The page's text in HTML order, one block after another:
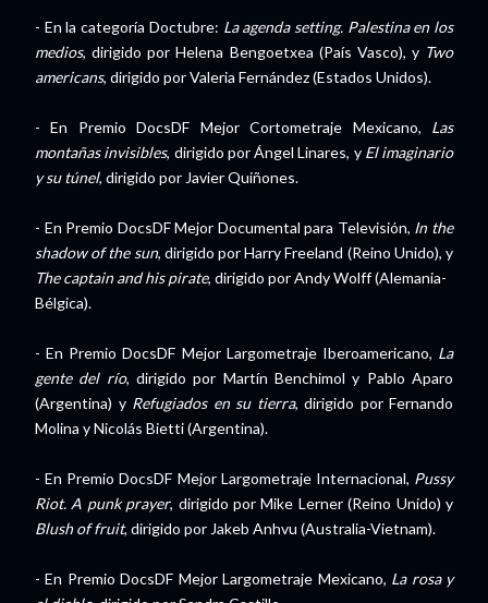
- En la categoría Doctubre: La agenda setting. Palestina en los
medios, dirigido por Helena Bengoetxea (País Vasco), y Two
americans, dirigido por Valeria Fernández (Estados Unidos).
- En Premio DocsDF Mejor Cortometraje Mexicano, Las
montañas invisibles, dirigido por Ángel Linares, y El imaginario
y su túnel, dirigido por Javier Quiñones.
- En Premio DocsDF Mejor Documental para Televisión, In the
shadow of the sun, dirigido por Harry Freeland (Reino Unido), y
The captain and his pirate, dirigido por Andy Wolff (Alemania-
Bélgica).
- En Premio DocsDF Mejor Largometraje Iberoamericano, La
gente del río, dirigido por Martín Benchimol y Pablo Aparo
(Argentina) y Refugiados en su tierra, dirigido por Fernando
Molina y Nicolás Bietti (Argentina).
- En Premio DocsDF Mejor Largometraje Internacional, Pussy
Riot. A punk prayer, dirigido por Mike Lerner (Reino Unido) y
Blush of fruit, dirigido por Jakeb Anhvu (Australia-Vietnam).
- En Premio DocsDF Mejor Largometraje Mexicano, La rosa y